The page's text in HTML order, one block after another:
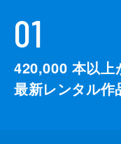
01
420,000 本以上
最新レンタル作